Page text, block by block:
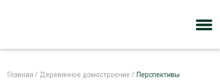
Главная / Деревянное домостроение / Перспективы